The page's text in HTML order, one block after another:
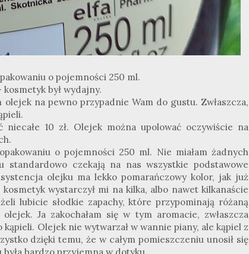
o pojemności 250 ml.
kosmetyk był wydajny.
na pewno przypadnie Wam do gustu. Zwłaszcza,
niecałe 10 zł. Olejek można upolować oczywiście na
o pojemności 250 ml. Nie miałam żadnych
czekają na nas wszystkie podstawowe
olejku ma lekko pomarańczowy kolor, jak już
wystarczył mi na kilka, albo nawet kilkanaście
lubicie słodkie zapachy, które przypominają różaną
Ja zakochałam się w tym aromacie, zwłaszcza
Olejek nie wytwarzał w wannie piany, ale kąpiel z
dzięki temu, że w całym pomieszczeniu unosił się
bardzo przyjemna w dotyku.